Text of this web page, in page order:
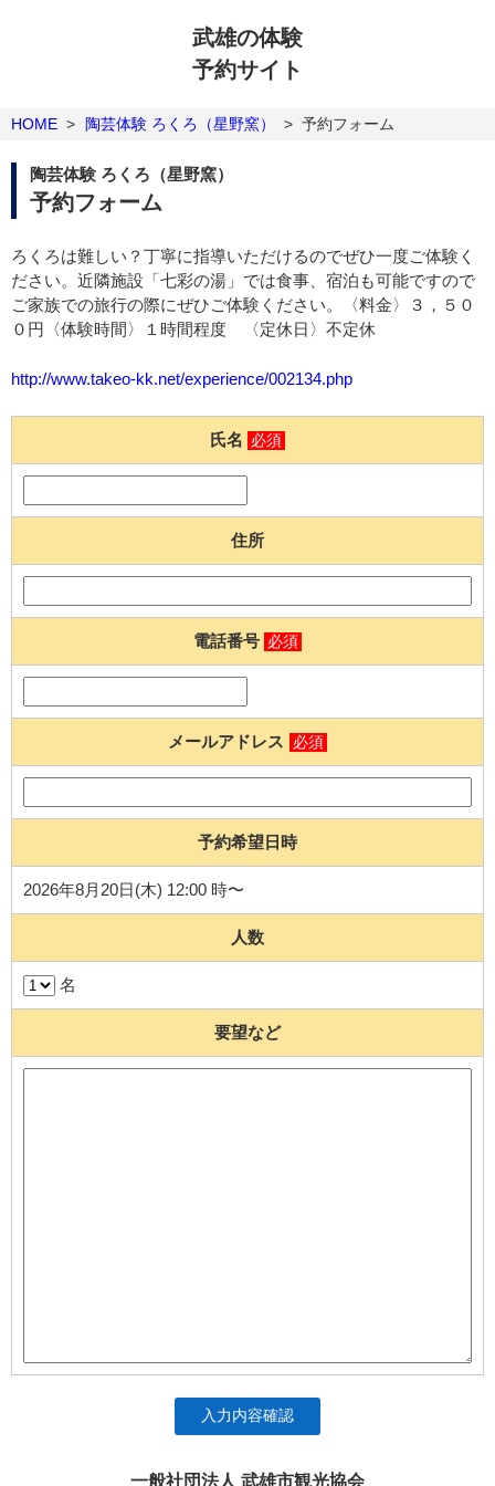
武雄の体験
予約サイト
HOME > 陶芸体験 ろくろ（星野窯） > 予約フォーム
陶芸体験 ろくろ（星野窯）
予約フォーム
ろくろは難しい？丁寧に指導いただけるのでぜひ一度ご体験く
ださい。近隣施設「七彩の湯」では食事、宿泊も可能ですので
ご家族での旅行の際にぜひご体験ください。〈料金〉３，５０
０円〈体験時間〉１時間程度 〈定休日〉不定休
http://www.takeo-kk.net/experience/002134.php
氏名 必須
住所
電話番号 必須
メールアドレス 必須
予約希望日時
2026年8月20日(木) 12:00 時〜
人数
名
要望など
入力内容確認
一般社団法人 武雄市観光協会